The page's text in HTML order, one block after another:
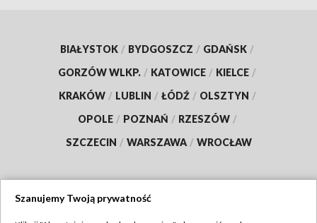
BIAŁYSTOK / BYDGOSZCZ / GDAŃSK /
GORZÓW WLKP. / KATOWICE / KIELCE /
KRAKÓW / LUBLIN / ŁÓDŹ / OLSZTYN /
OPOLE / POZNAŃ / RZESZÓW /
SZCZECIN / WARSZAWA / WROCŁAW
Szanujemy Twoją prywatność